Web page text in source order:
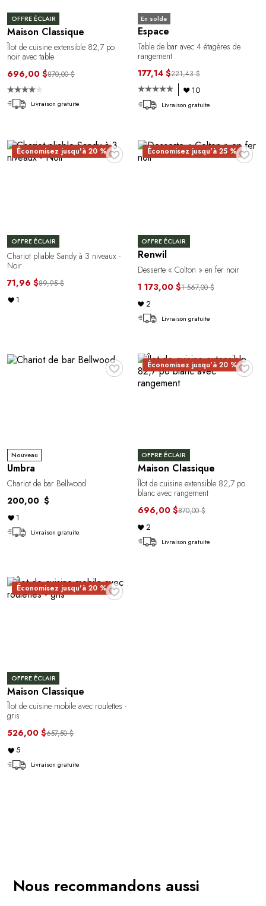
OFFRE ÉCLAIR
Maison Classique
Îlot de cuisine extensible 82,7 po
noir avec table
696,00 $870,00 $
Livraison gratuite
En solde
Espace
Table de bar avec 4 étagères de
rangement
177,14 $221,43 $
10
Livraison gratuite
♥
Économisez jusqu'à 20 %
OFFRE ÉCLAIR
Chariot pliable Sandy à 3 niveaux -
Noir
71,96 $89,95 $
1
♥
Économisez jusqu'à 25 %
OFFRE ÉCLAIR
Renwil
Desserte « Colton » en fer noir
1 173,00 $1 567,00 $
2
Livraison gratuite
♥
Nouveau
Umbra
Chariot de bar Bellwood
200,00 $
1
Livraison gratuite
♥
Économisez jusqu'à 20 %
OFFRE ÉCLAIR
Maison Classique
Îlot de cuisine extensible 82,7 po
blanc avec rangement
696,00 $870,00 $
2
Livraison gratuite
♥
Économisez jusqu'à 20 %
OFFRE ÉCLAIR
Maison Classique
Îlot de cuisine mobile avec roulettes -
gris
526,00 $657,50 $
5
Livraison gratuite
Nous recommandons aussi